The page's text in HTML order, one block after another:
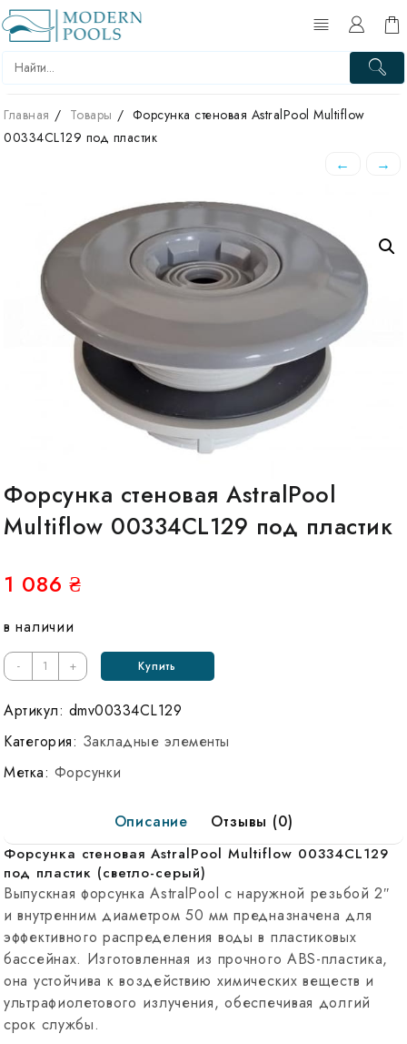
Skip
to
content
Главная Товары
Форсунка стеновая AstralPool Multiflow
00334CL129 под пластик
← →
Форсунка стеновая AstralPool
Multiflow 00334CL129 под пластик
1 086₴
в наличии
-
Количество
Форсунка
стеновая
AstralPool
Multiflow
00334CL129
+ Купить
Артикул: dmv00334CL129
Категория: Закладные элементы
Метка: Форсунки
Описание Отзывы (0)
Форсунка стеновая AstralPool Multiflow 00334CL129
под пластик (светло-серый)
Выпускная форсунка AstralPool с наружной резьбой 2″
и внутренним диаметром 50 мм предназначена для
эффективного распределения воды в пластиковых
бассейнах. Изготовленная из прочного ABS-пластика,
она устойчива к воздействию химических веществ и
ультрафиолетового излучения, обеспечивая долгий
срок службы.